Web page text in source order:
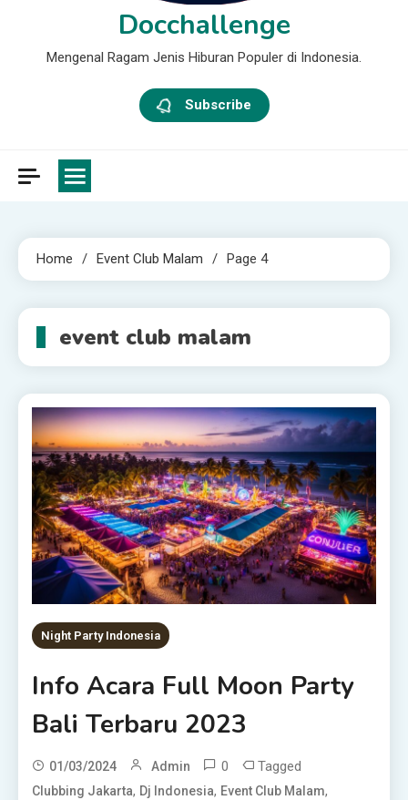
Docchallenge
Mengenal Ragam Jenis Hiburan Populer di Indonesia.
Subscribe
Home Event Club Malam Page 4
event club malam
Night Party Indonesia
Info Acara Full Moon Party
Bali Terbaru 2023
01/03/2024 Admin 0 Tagged
Clubbing Jakarta, Dj Indonesia, Event Club Malam,